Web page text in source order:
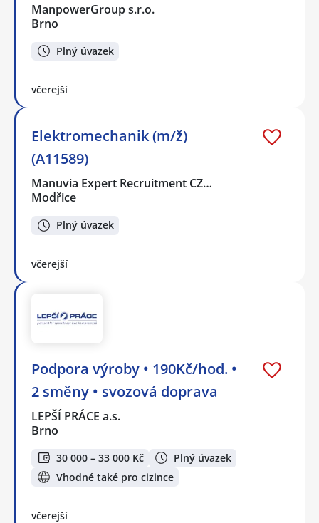
ManpowerGroup s.r.o.
Brno
Plný úvazek
včerejší
Elektromechanik (m/ž)
(A11589)
Manuvia Expert Recruitment CZ…
Modřice
Plný úvazek
včerejší
Podpora výroby • 190Kč/hod. •
2 směny • svozová doprava
LEPŠÍ PRÁCE a.s.
Brno
30 000 – 33 000 Kč
Plný úvazek
Vhodné také pro cizince
včerejší